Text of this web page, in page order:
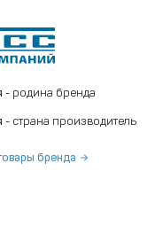
- родина бренда
- страна производитель
бренда